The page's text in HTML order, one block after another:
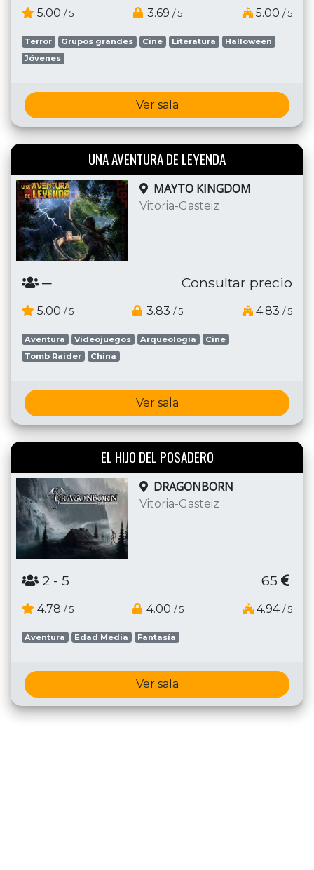
5.00 / 5 3.69 / 5 5.00 / 5
Terror Grupos grandes Cine Literatura
Halloween
Jóvenes
Ver sala
UNA AVENTURA DE LEYENDA
MAYTO KINGDOM
Vitoria-Gasteiz
─ Consultar precio
5.00 / 5 3.83 / 5 4.83 / 5
Aventura Videojuegos Arqueología
Cine
Tomb Raider
China
Ver sala
EL HIJO DEL POSADERO
DRAGONBORN
Vitoria-Gasteiz
2 - 5 65
4.78 / 5 4.00 / 5 4.94 / 5
Aventura Edad Media Fantasía
Ver sala